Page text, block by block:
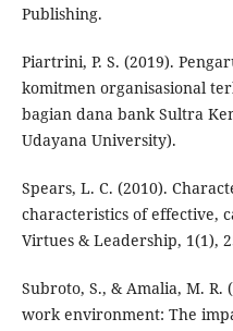
Publishing.
Piartrini, P. S. (2019).
komitmen organisasional
bagian dana bank Sultra
Udayana University).
Spears, L. C. (2010).
characteristics of effective,
Virtues & Leadership, 1(1),
Subroto, S., & Amalia, M.
work environment: The